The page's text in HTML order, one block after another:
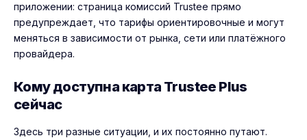
приложении: страница комиссий Trustee прямо
предупреждает, что тарифы ориентировочные и могут
меняться в зависимости от рынка, сети или платёжного
провайдера.
Кому доступна карта Trustee Plus
сейчас
Здесь три разные ситуации, и их постоянно путают.